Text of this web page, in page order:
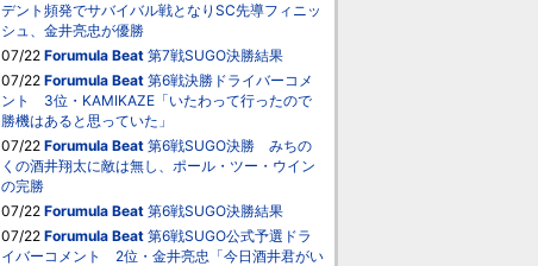
デント頻発でサバイバル戦となりSC先導フィニッ
シュ、金井亮忠が優勝
07/22 Forumula Beat 第7戦SUGO決勝結果
07/22 Forumula Beat 第6戦決勝ドライバーコメ
ント 3位・KAMIKAZE「いたわって行ったので
勝機はあると思っていた」
07/22 Forumula Beat 第6戦SUGO決勝 みちの
くの酒井翔太に敵は無し、ポール・ツー・ウイン
の完勝
07/22 Forumula Beat 第6戦SUGO決勝結果
07/22 Forumula Beat 第6戦SUGO公式予選ドラ
イバーコメント 2位・金井亮忠「今日酒井君がい